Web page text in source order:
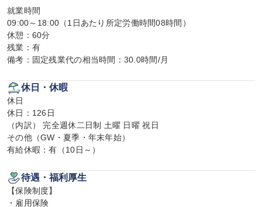
就業時間
09:00～18:00（1日あたり所定労働時間08時間）
休憩：60分
残業：有
備考：固定残業代の相当時間：30.0時間/月
休日・休暇
休日
休日：126日
（内訳） 完全週休二日制 土曜 日曜 祝日
その他（GW・夏季・年末年始）
有給休暇：有（10日～）
待遇・福利厚生
【保険制度】
・雇用保険